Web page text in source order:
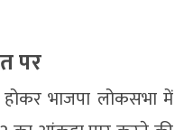
पर
भाजपा लोकसभा में